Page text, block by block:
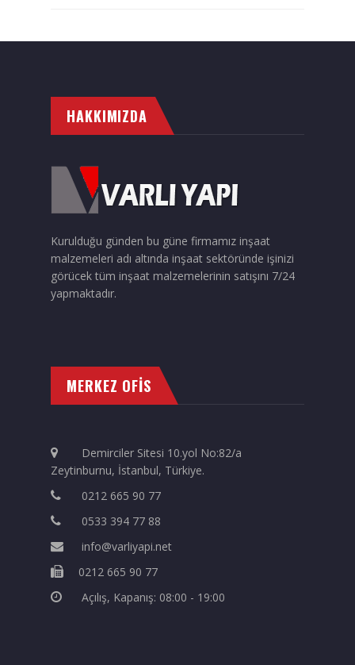
HAKKIMIZDA
Kurulduğu günden bu güne firmamız inşaat
malzemeleri adı altında inşaat sektöründe işinizi
görücek tüm inşaat malzemelerinin satışını 7/24
yapmaktadır.
MERKEZ OFİS
Demirciler Sitesi 10.yol No:82/a
Zeytinburnu, İstanbul, Türkiye.
0212 665 90 77
0533 394 77 88
info@varliyapi.net
0212 665 90 77
Açılış, Kapanış: 08:00 - 19:00